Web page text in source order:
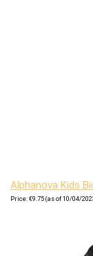
Alphanova Kids
Price: €9.75 (as of 10/04/